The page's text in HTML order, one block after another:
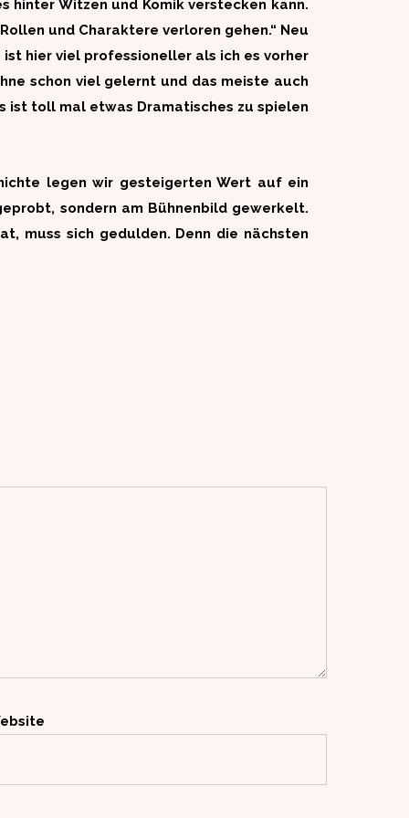
hinter Witzen und Komik verstecken kann.
und Charaktere verloren gehen.“ Neu
hier viel professioneller als ich es vorher
schon viel gelernt und das meiste auch
ist toll mal etwas Dramatisches zu spielen
legen wir gesteigerten Wert auf ein
sondern am Bühnenbild gewerkelt.
muss sich gedulden. Denn die nächsten